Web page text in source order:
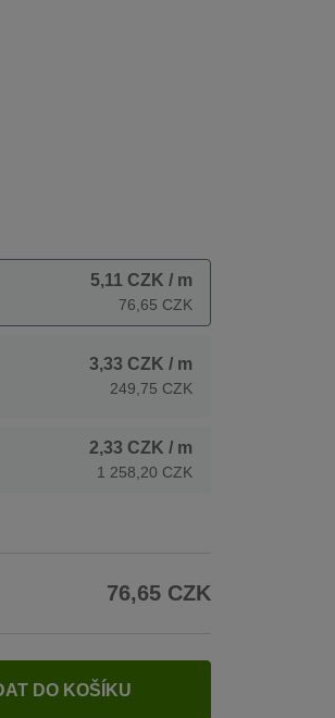
5,11 CZK / m
76,65 CZK
3,33 CZK / m
249,75 CZK
2,33 CZK / m
1 258,20 CZK
76,65 CZK
DO KOŠÍKU